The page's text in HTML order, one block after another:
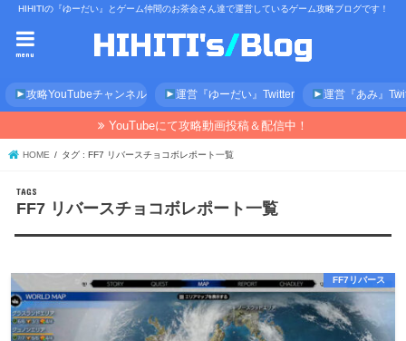
HIHITIの『ゆーだい』とゲーム仲間のお茶会さん達で運営しているゲーム攻略ブログです！
menu
攻略YouTubeチャンネル 運営『ゆーだい』Twitter 運営『あみ』
YouTubeにて攻略動画投稿＆配信中！
HOME タグ : FF7 リバースチョコボレポート一覧
FF7 リバースチョコボレポート一覧
FF7リバース